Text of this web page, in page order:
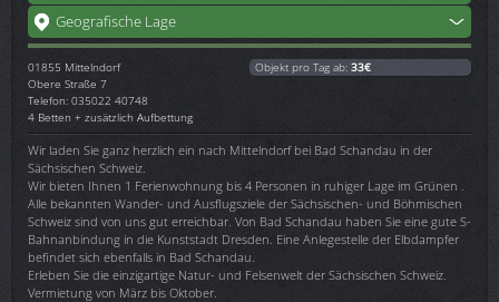
Geografische Lage
01855 Mittelndorf
Obere Straße 7
Telefon: 035022 40748
4 Betten + zusätzlich Aufbettung
Objekt pro Tag ab: 33€
Wir laden Sie ganz herzlich ein nach Mittelndorf bei Bad Schandau in der
Sächsischen Schweiz.
Wir bieten Ihnen 1 Ferienwohnung bis 4 Personen in ruhiger Lage im Grünen .
Alle bekannten Wander- und Ausflugsziele der Sächsischen- und Böhmischen
Schweiz sind von uns gut erreichbar. Von Bad Schandau haben Sie eine gute S-
Bahnanbindung in die Kunststadt Dresden. Eine Anlegestelle der Elbdampfer
befindet sich ebenfalls in Bad Schandau.
Erleben Sie die einzigartige Natur- und Felsenwelt der Sächsischen Schweiz.
Vermietung von März bis Oktober.